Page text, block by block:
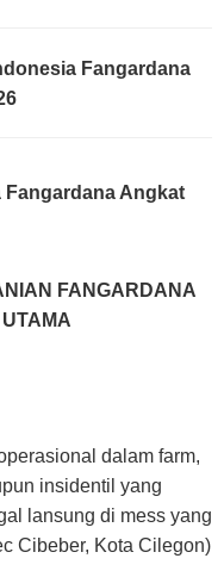
Fangardana
Fangardana Angkat
FANGARDANA
dalam farm,
insidentil yang
lansung di mess yang
Cibeber, Kota Cilegon)